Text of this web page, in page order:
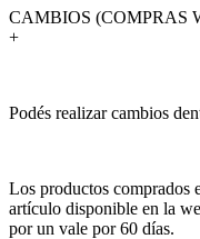
CAMBIOS (COMPRAS
+
Podés realizar cambios
Los productos comprados
artículo disponible en la
por un vale por 60 días.